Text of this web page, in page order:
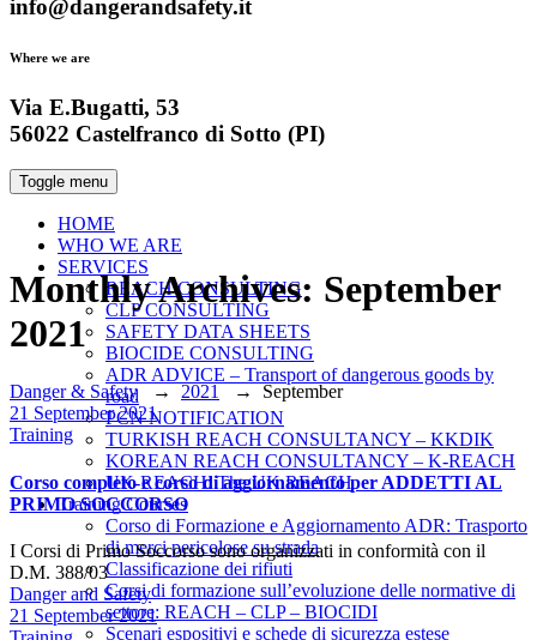
info@dangerandsafety.it
Where we are
Via E.Bugatti, 53
56022 Castelfranco di Sotto (PI)
Toggle menu
HOME
WHO WE ARE
SERVICES
REACH CONSULTING
CLP CONSULTING
SAFETY DATA SHEETS
BIOCIDE CONSULTING
ADR ADVICE – Transport of dangerous goods by
road
PCN NOTIFICATION
TURKISH REACH CONSULTANCY – KKDIK
KOREAN REACH CONSULTANCY – K-REACH
UK-REACH: The UK REACH
Training Courses
Corso di Formazione e Aggiornamento ADR: Trasporto
di merci pericolose su strada
Classificazione dei rifiuti
Corsi di formazione sull’evoluzione delle normative di
settore: REACH – CLP – BIOCIDI
Scenari espositivi e schede di sicurezza estese
Monthly Archives: September
2021
Danger & Safety → 2021 → September
Date
21 September 2021
Categories
Training
Corso completo e corso di aggiornamento per ADDETTI AL
PRIMO SOCCORSO
I Corsi di Primo Soccorso sono organizzati in conformità con il
D.M. 388/03
Author
Danger and Safety
Date
21 September 2021
Categories